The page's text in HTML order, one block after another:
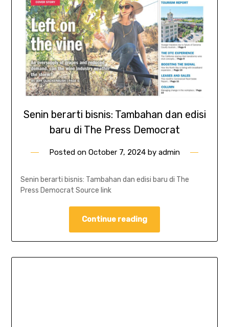
Senin berarti bisnis: Tambahan dan edisi
baru di The Press Democrat
Posted on October 7, 2024 by admin
Senin berarti bisnis: Tambahan dan edisi baru di The
Press Democrat Source link
Continue reading